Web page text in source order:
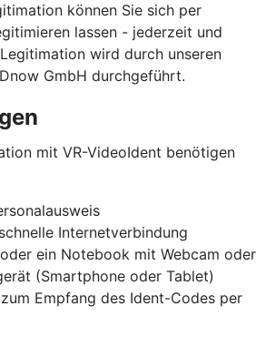
können Sie sich per
lassen - jederzeit und
wird durch unseren
GmbH durchgeführt.
mit VR-VideoIdent benötigen
Internetverbindung
ein Notebook mit Webcam oder
(Smartphone oder Tablet)
Empfang des Ident-Codes per